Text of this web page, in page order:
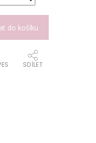
do košíku
SDÍLET